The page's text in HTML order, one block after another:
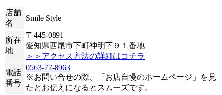
店舗
名
Smile Style
所在
地
〒445-0891
愛知県西尾市下町神明下９１番地
＞＞アクセス方法の詳細はコチラ
電話
番号
0563-77-8963
※お問い合せの際、「お店自慢のホームページ」を見
たとお伝えになるとスムーズです。